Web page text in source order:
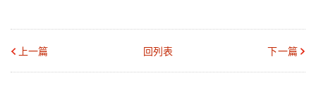
上一篇 回列表 下一篇